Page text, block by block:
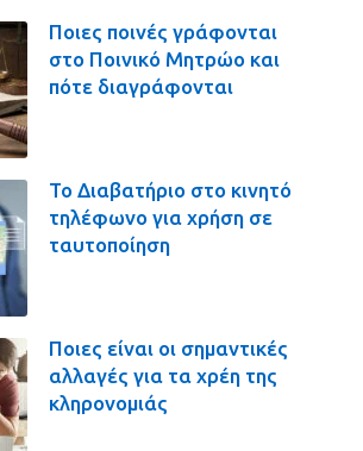
Ποιες ποινές γράφονται
στο Ποινικό Μητρώο και
πότε διαγράφονται
Το Διαβατήριο στο κινητό
τηλέφωνο για χρήση σε
ταυτοποίηση
Ποιες είναι οι σημαντικές
αλλαγές για τα χρέη της
κληρονομιάς